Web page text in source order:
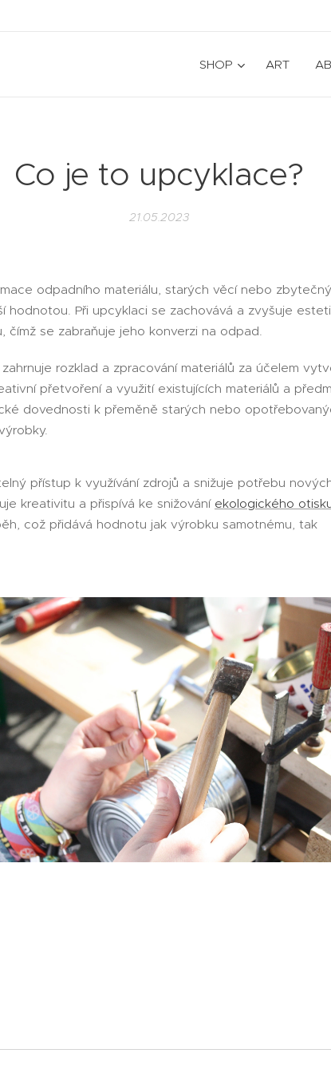
SHOP ART
Co je to upcyklace?
21.05.2023
odpadního materiálu, starých věcí nebo
hodnotou. Při upcyklaci se zachovává a zvyšuje
čímž se zabraňuje jeho konverzi na odpad.
rozklad a zpracování materiálů za účelem
přetvoření a využití existujících materiálů a
dovednosti k přeměně starých nebo
přístup k využívání zdrojů a snižuje potřebu
kreativitu a přispívá ke snižování ekologického
což přidává hodnotu jak výrobku